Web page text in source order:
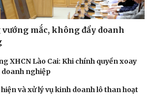
Giải trí
Nghệ sĩ
mắc, không đẩy doanh
XHCN Lào Cai: Khi chính quyền xoay
doanh nghiệp
và xử lý vụ kinh doanh lô than hoạt